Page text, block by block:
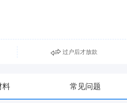
过户后才放款
料 常见问题